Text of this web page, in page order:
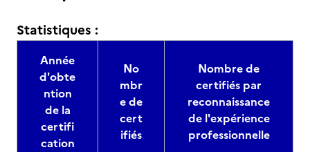
Statistiques :
Année
d'obte
ntion
de la
certifi
cation
No
mbr
e de
cert
ifiés
Nombre de
certifiés par
reconnaissance
de l'expérience
professionnelle